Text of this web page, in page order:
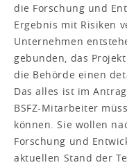
die Forschung und
Ergebnis mit Risiken
Unternehmen
gebunden, das
die Behörde einen
Das alles ist im
BSFZ-Mitarbeiter
können. Sie wollen
Forschung und
aktuellen Stand der